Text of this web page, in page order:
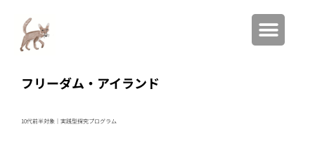
フリーダム・アイランド
10代前半対象｜実践型探究プログラム